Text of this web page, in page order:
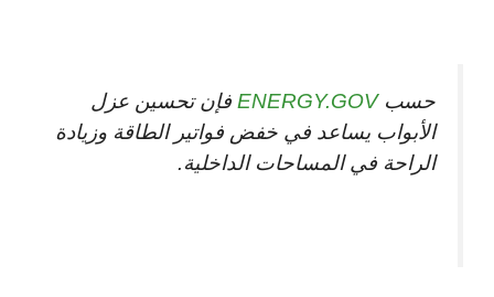
حسبENERGY.GOV فإن تحسين عزل
الأبواب يساعد في خفض فواتير الطاقة وزيادة
الراحة في المساحات الداخلية.